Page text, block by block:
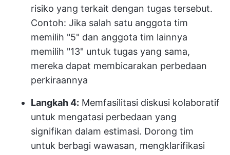
risiko yang terkait dengan tugas tersebut.
Contoh: Jika salah satu anggota tim
memilih "5" dan anggota tim lainnya
memilih "13" untuk tugas yang sama,
mereka dapat membicarakan perbedaan
perkiraannya
Langkah 4: Memfasilitasi diskusi kolaboratif
untuk mengatasi perbedaan yang
signifikan dalam estimasi. Dorong tim
untuk berbagi wawasan, mengklarifikasi